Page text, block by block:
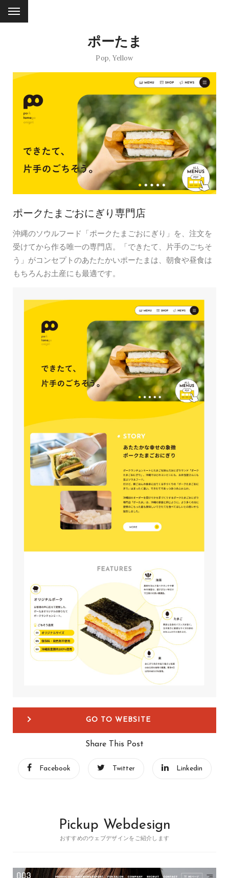
ポーたま
Pop, Yellow
ポークたまごおにぎり専門店
沖縄のソウルフード「ポークたまごおにぎり」を、注文を
受けてから作る唯一の専門店。「できたて、片手のごちそ
う」がコンセプトのあたたかいポーたまは、朝食や昼食は
もちろんお土産にも最適です。
GO TO WEBSITE
Share This Post
Facebook Twitter Linkedin
Pickup Webdesign
おすすめのウェブデザインをご紹介します